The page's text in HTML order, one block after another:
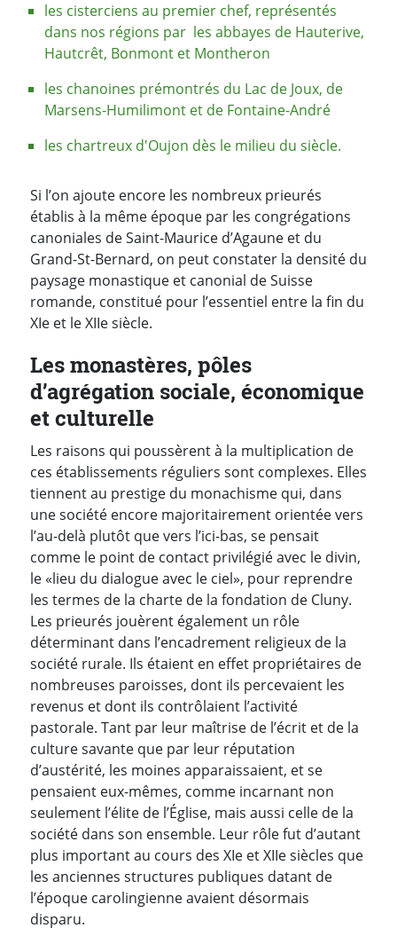
les cisterciens au premier chef, représentés
dans nos régions par les abbayes de Hauterive,
Hautcrêt, Bonmont et Montheron
les chanoines prémontrés du Lac de Joux, de
Marsens-Humilimont et de Fontaine-André
les chartreux d'Oujon dès le milieu du siècle.
Si l’on ajoute encore les nombreux prieurés
établis à la même époque par les congrégations
canoniales de Saint-Maurice d’Agaune et du
Grand-St-Bernard, on peut constater la densité du
paysage monastique et canonial de Suisse
romande, constitué pour l’essentiel entre la fin du
XIe et le XIIe siècle.
Les monastères, pôles
d’agrégation sociale, économique
et culturelle
Les raisons qui poussèrent à la multiplication de
ces établissements réguliers sont complexes. Elles
tiennent au prestige du monachisme qui, dans
une société encore majoritairement orientée vers
l’au-delà plutôt que vers l’ici-bas, se pensait
comme le point de contact privilégié avec le divin,
le «lieu du dialogue avec le ciel», pour reprendre
les termes de la charte de la fondation de Cluny.
Les prieurés jouèrent également un rôle
déterminant dans l’encadrement religieux de la
société rurale. Ils étaient en effet propriétaires de
nombreuses paroisses, dont ils percevaient les
revenus et dont ils contrôlaient l’activité
pastorale. Tant par leur maîtrise de l’écrit et de la
culture savante que par leur réputation
d’austérité, les moines apparaissaient, et se
pensaient eux-mêmes, comme incarnant non
seulement l’élite de l’Église, mais aussi celle de la
société dans son ensemble. Leur rôle fut d’autant
plus important au cours des XIe et XIIe siècles que
les anciennes structures publiques datant de
l’époque carolingienne avaient désormais
disparu.